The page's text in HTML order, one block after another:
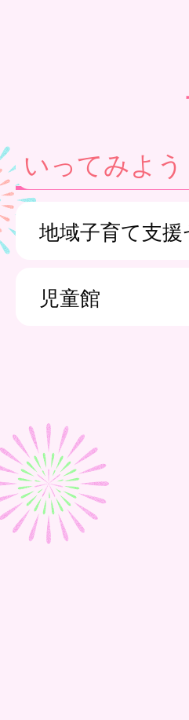
いってみよ
地域子育て支
児童館